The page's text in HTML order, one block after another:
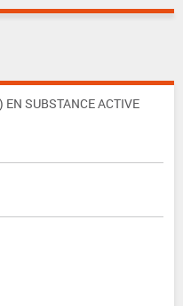
SUBSTANCE ACTIVE